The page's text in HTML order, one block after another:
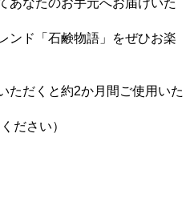
ンド「石鹸物語」をぜひお楽
ただくと約2か月間ご使用いた
ださい）